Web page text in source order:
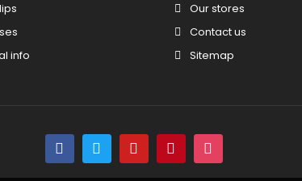
info
Our stores
Contact us
Sitemap